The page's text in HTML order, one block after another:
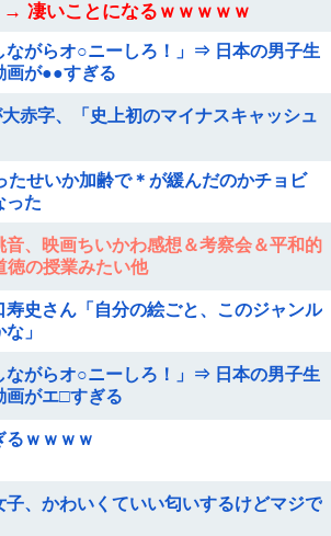
→ 凄いことになるｗｗｗｗｗ
ながらオ○ニーしろ！」⇒ 日本の男子生
画が●●すぎる
赤字、「史上初のマイナスキャッシュ
たせいか加齢で＊が緩んだのかチョビ
った
音、映画ちいかわ感想＆考察会＆平和的
徳の授業みたい他
寿史さん「自分の絵ごと、このジャンル
」
ながらオ○ニーしろ！」⇒ 日本の男子生
画がエ□すぎる
るｗｗｗｗ
子、かわいくていい匂いするけどマジで